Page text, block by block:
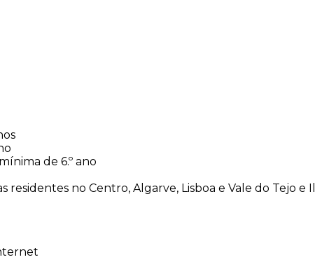
de 6.º ano
residentes no Centro, Algarve, Lisboa e Vale do Tejo e